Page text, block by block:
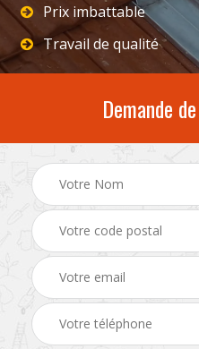
Prix imbattable
Travail de qualité
Demande